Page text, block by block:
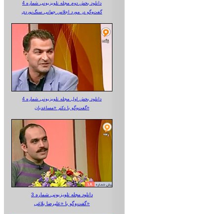
دانلود بخش دوم مجله تلویزیونی شماره 4
گفت‌وگو در مورد اجلاس جهانی سنگ‌نوردی
دانلود بخش اول مجله تلویزیونی شماره 4
گفت‌وگو با دکتر «مساعدیان»
دانلود مجله تلویزیونی شماره 3
گفت‌وگو با «علیرضا بلاغی»